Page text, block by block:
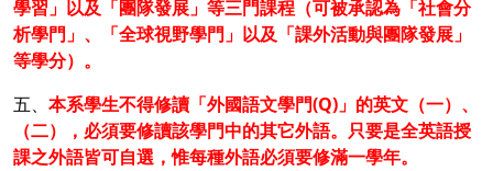
學習」以及「團隊發展」等三門課程（可被承認為「社會分
析學門」、「全球視野學門」以及「課外活動與團隊發展」
等學分）。
五、 本系學生不得修讀「外國語文學門(Q)」的英文（一）、
（二），必須要修讀該學門中的其它外語。只要是全英語授
課之外語皆可自選，惟每種外語必須要修滿一學年。